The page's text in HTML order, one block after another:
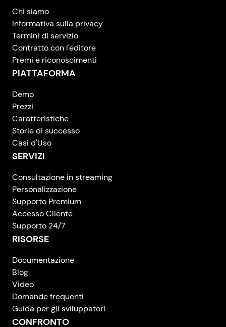
Chi siamo
Informativa sulla privacy
Termini di servizio
Contratto con l'editore
Premi e riconoscimenti
PIATTAFORMA
Demo
Prezzi
Caratteristiche
Storie di successo
Casi d'Uso
SERVIZI
Consultazione in streaming
Personalizzazione
Supporto Premium
Accesso Cliente
Supporto 24/7
RISORSE
Documentazione
Blog
Video
Domande frequenti
Guida per gli sviluppatori
CONFRONTO